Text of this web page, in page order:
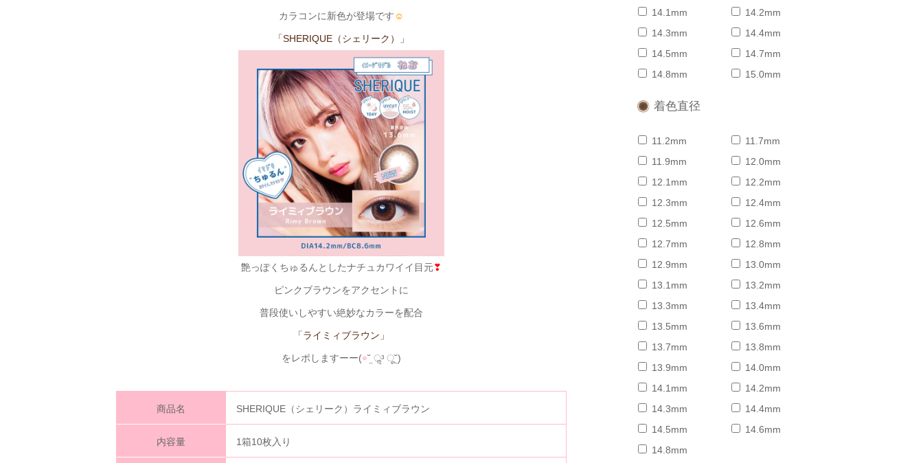
カラコンに新色が登場です ☺
「SHERIQUE（シェリーク）」
艶っぽくちゅるんとしたナチュカワイイ目元❣
ピンクブラウンをアクセントに
普段使いしやすい絶妙なカラーを配合
「ライミィブラウン」
をレポしますーー(⌯˘̤ ॢᵌ ू˘̤)
商品名 SHERIQUE（シェリーク）ライミィブラウン
内容量 1箱10枚入り
14.1mm
14.2mm
14.3mm
14.4mm
14.5mm
14.7mm
14.8mm
15.0mm
着色直径
11.2mm
11.7mm
11.9mm
12.0mm
12.1mm
12.2mm
12.3mm
12.4mm
12.5mm
12.6mm
12.7mm
12.8mm
12.9mm
13.0mm
13.1mm
13.2mm
13.3mm
13.4mm
13.5mm
13.6mm
13.7mm
13.8mm
13.9mm
14.0mm
14.1mm
14.2mm
14.3mm
14.4mm
14.5mm
14.6mm
14.8mm